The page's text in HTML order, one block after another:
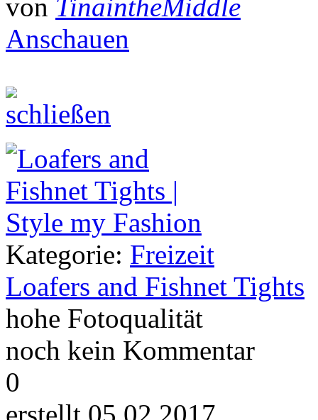
von TinaintheMiddle
Anschauen
Kategorie: Freizeit
Loafers and Fishnet Tights
hohe Fotoqualität
noch kein Kommentar
0